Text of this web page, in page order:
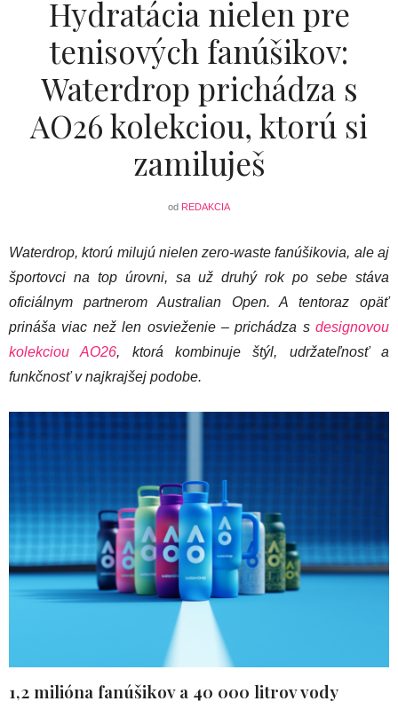
Hydratácia nielen pre
tenisových fanúšikov:
Waterdrop prichádza s
AO26 kolekciou, ktorú si
zamiluješ
od REDAKCIA
Waterdrop, ktorú milujú nielen zero-waste fanúšikovia, ale aj
športovci na top úrovni, sa už druhý rok po sebe stáva
oficiálnym partnerom Australian Open. A tentoraz opäť
prináša viac než len osvieženie – prichádza s designovou
kolekciou AO26, ktorá kombinuje štýl, udržateľnosť a
funkčnosť v najkrajšej podobe.
1,2 milióna fanúšikov a 40 000 litrov vody